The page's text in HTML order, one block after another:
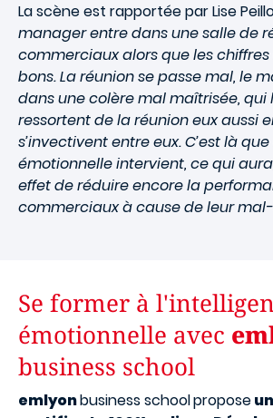
La scène est rapportée par Lise
manager entre dans une salle de
commerciaux alors que les
bons. La réunion se passe mal, le
dans une colère mal maîtrisée, qui
ressortent de la réunion eux aussi
s’invectivent entre eux. C’est là
émotionnelle intervient, ce qui
effet de réduire encore la
commerciaux à cause de leur
Se former à
émotionnelle avec
business school
emlyonbusiness schoolpropose